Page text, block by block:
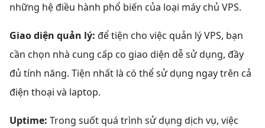
những hệ điều hành phổ biến của loại máy chủ VPS.
Giao diện quản lý: để tiện cho việc quản lý VPS, bạn
cần chọn nhà cung cấp co giao diện dễ sử dụng, đầy
đủ tính năng. Tiện nhất là có thể sử dụng ngay trên cả
điện thoại và laptop.
Uptime: Trong suốt quá trình sử dụng dịch vụ, việc